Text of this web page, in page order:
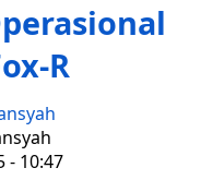
R
- 10:47